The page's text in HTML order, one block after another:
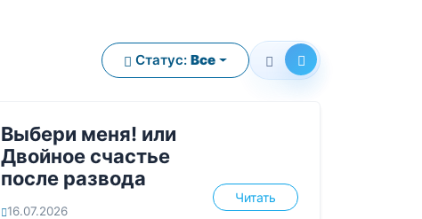
Статус: Все
Выбери меня! или
Двойное счастье
после развода
16.07.2026
Читать